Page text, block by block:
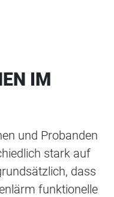
IM
und Probanden
stark auf
dass
funktionelle